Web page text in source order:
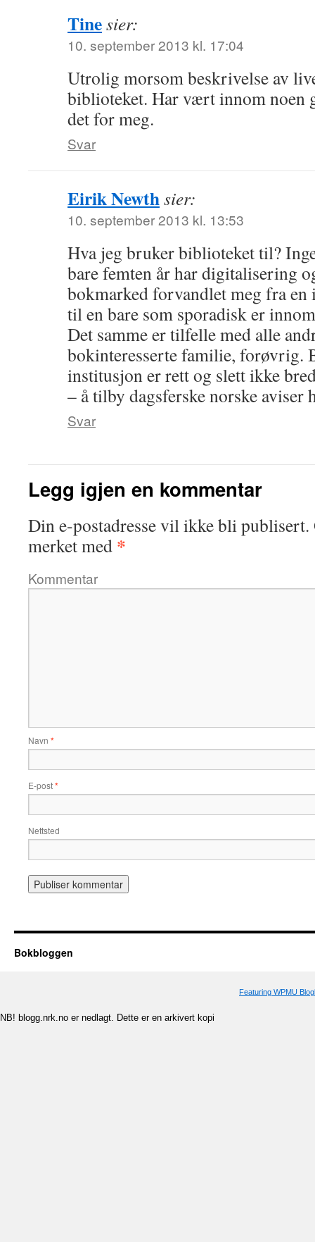
Tinesier:
10. september 2013 kl. 17:04
Utrolig morsom beskrivelse av
biblioteket. Har vært innom noen
det for meg.
Svar
Eirik Newthsier:
10. september 2013 kl. 13:53
Hva jeg bruker biblioteket til?
bare femten år har digitalisering
bokmarked forvandlet meg fra
til en bare som sporadisk er
Det samme er tilfelle med alle
bokinteresserte familie, forøvrig.
institusjon er rett og slett ikke
– å tilby dagsferske norske aviser
Svar
Legg igjen en kommentar
Din e-postadresse vil ikke bli publisert.
merket med *
Kommentar
Navn *
E-post*
Nettsted
Bokbloggen
Featuring WPMU
NB! blogg.nrk.no er nedlagt. Dette er en arkivert kopi